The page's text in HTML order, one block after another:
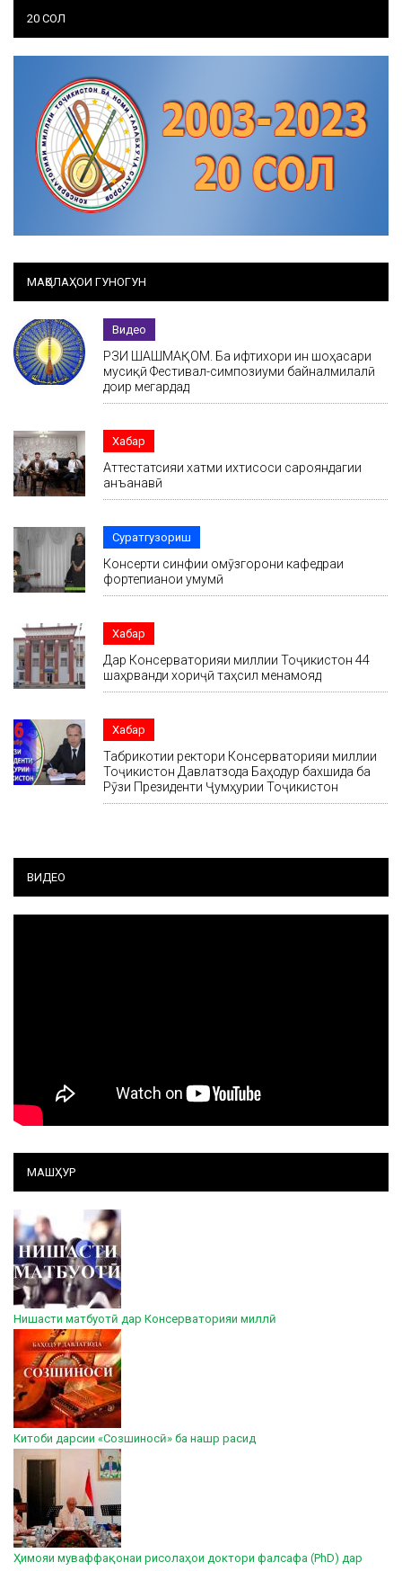
20 СОЛ
МАҚОЛАҲОИ ГУНОГУН
Видео
РӮЗИ ШАШМАҚОМ. Ба ифтихори ин шоҳасари
мусиқӣ Фестивал-симпозиуми байналмилалӣ
доир мегардад
Хабар
Аттестатсияи хатми ихтисоси сарояндагии
анъанавӣ
Суратгузориш
Консерти синфии омӯзгорони кафедраи
фортепианои умумӣ
Хабар
Дар Консерваторияи миллии Тоҷикистон 44
шаҳрванди хориҷӣ таҳсил менамояд
Хабар
Табрикотии ректори Консерваторияи миллии
Тоҷикистон Давлатзода Баҳодур бахшида ба
Рӯзи Президенти Ҷумҳурии Тоҷикистон
ВИДЕО
МАШҲУР
Нишасти матбуотӣ дар Консерваторияи миллӣ
Китоби дарсии «Созшиносӣ» ба нашр расид
Ҳимояи муваффақонаи рисолаҳои доктори фалсафа (PhD) дар